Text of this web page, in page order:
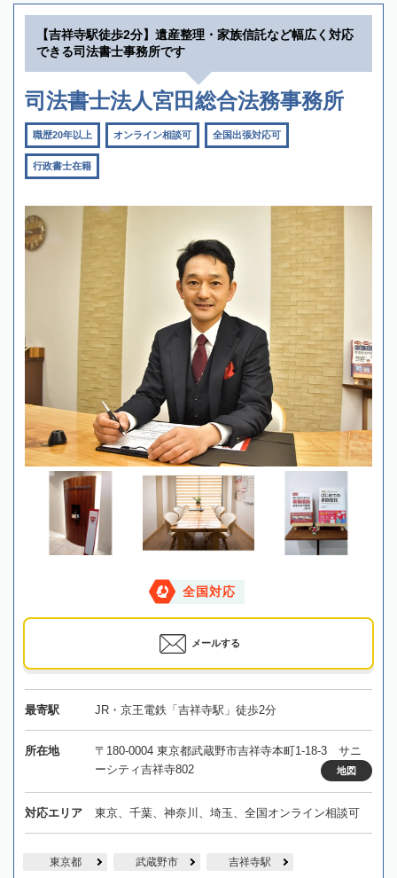
【吉祥寺駅徒歩2分】遺産整理・家族信託など幅広く対応
できる司法書士事務所です
司法書士法人宮田総合法務事務所
職歴20年以上 オンライン相談可 全国出張対応可
行政書士在籍
全国対応
メールする
最寄駅 JR・京王電鉄「吉祥寺駅」徒歩2分
所在地
〒180-0004 東京都武蔵野市吉祥寺本町1-18-3 サニ
ーシティ吉祥寺802
地図
対応エリア 東京、千葉、神奈川、埼玉、全国オンライン相談可
東京都 武蔵野市 吉祥寺駅